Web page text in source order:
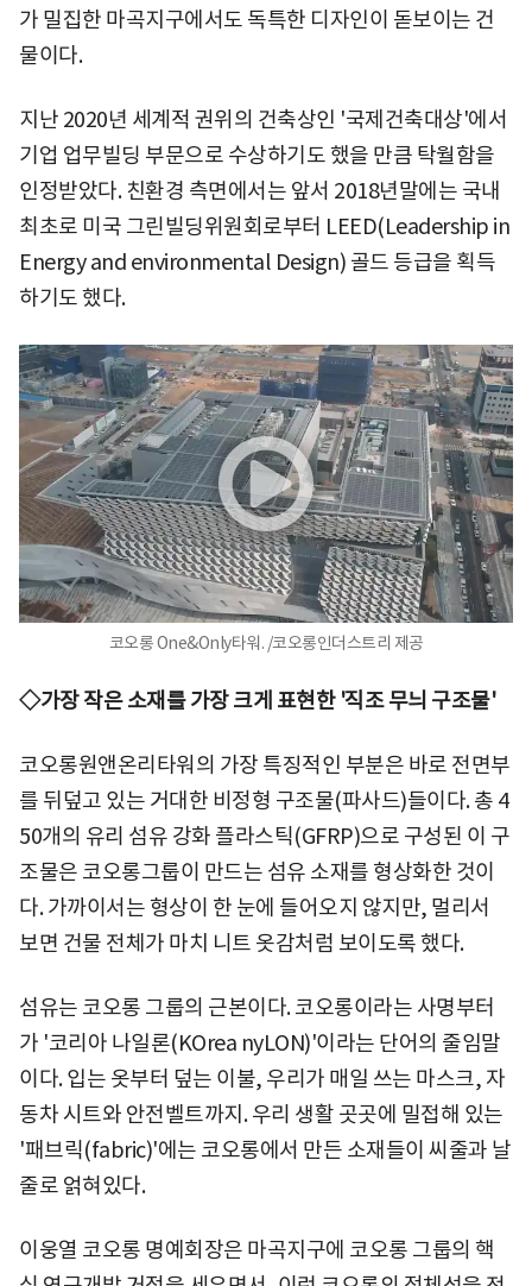
가 밀집한 마곡지구에서도 독특한 디자인이 돋보이는 건
물이다.
지난 2020년 세계적 권위의 건축상인 '국제건축대상'에서
기업 업무빌딩 부문으로 수상하기도 했을 만큼 탁월함을
인정받았다. 친환경 측면에서는 앞서 2018년말에는 국내
최초로 미국 그린빌딩위원회로부터 LEED(Leadership in
Energy and environmental Design) 골드 등급을 획득
하기도 했다.
코오롱 One&Only타워. /코오롱인더스트리 제공
◇가장 작은 소재를 가장 크게 표현한 '직조 무늬 구조물'
코오롱원앤온리타워의 가장 특징적인 부분은 바로 전면부
를 뒤덮고 있는 거대한 비정형 구조물(파사드)들이다. 총 4
50개의 유리 섬유 강화 플라스틱(GFRP)으로 구성된 이 구
조물은 코오롱그룹이 만드는 섬유 소재를 형상화한 것이
다. 가까이서는 형상이 한 눈에 들어오지 않지만, 멀리서
보면 건물 전체가 마치 니트 옷감처럼 보이도록 했다.
섬유는 코오롱 그룹의 근본이다. 코오롱이라는 사명부터
가 '코리아 나일론(KOrea nyLON)'이라는 단어의 줄임말
이다. 입는 옷부터 덮는 이불, 우리가 매일 쓰는 마스크, 자
동차 시트와 안전벨트까지. 우리 생활 곳곳에 밀접해 있는
'패브릭(fabric)'에는 코오롱에서 만든 소재들이 씨줄과 날
줄로 얽혀있다.
이웅열 코오롱 명예회장은 마곡지구에 코오롱 그룹의 핵